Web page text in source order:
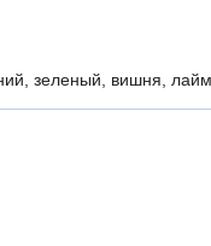
зеленый, вишня,